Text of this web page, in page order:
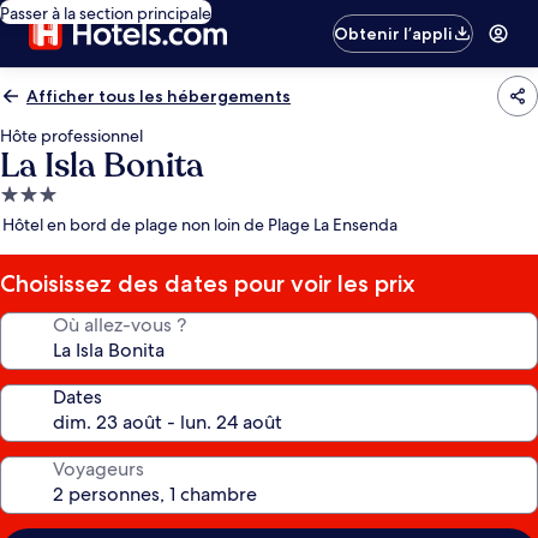
Passer à la section principale
Obtenir l’appli
Afficher tous les hébergements
Hôte professionnel
La Isla Bonita
Hébergement
3.0 étoiles
Hôtel en bord de plage non loin de Plage La Ensenda
Choisissez des dates pour voir les prix
Où allez-vous ?
Dates
Voyageurs